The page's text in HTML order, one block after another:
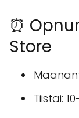
⏰
Store
Tiistai: